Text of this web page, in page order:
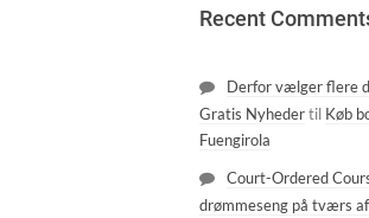
Recent
Derfor vælger flere
Gratis Nyhedertil Køb
Fuengirola
Court-Ordered
drømmeseng på tværs